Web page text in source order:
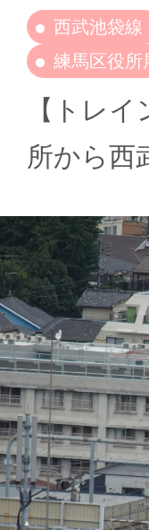
西武池袋線
練馬区役所
【トレ
所から西